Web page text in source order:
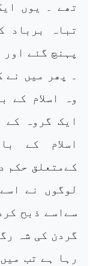
تھے ۔ یوں
تباہ برباد
پہنچ گئے
۔ پھر میں نے
وہ اسلام کے
ایک گروہ
اسلام کے
کےمتعلق حکم
لوگوں نے
سےاسے ذبح
گردن کی شہ
رہا ہے تب